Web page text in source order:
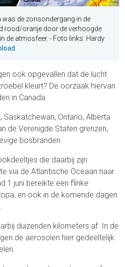
was de zonsondergang in de
rood/oranje door de verhoogde
de atmosfeer. - Foto links: Hardy
ook opgevallen dat de lucht
kleurt? De oorzaak hiervan
in Canada.
, Saskatchewan, Ontario, Alberta
de Verenigde Staten grenzen,
bosbranden.
die daarbij zijn
via de Atlantische Oceaan naar
1 juni bereikte een flinke
en ook in de komende dagen
duizenden kilometers af. In de
de aerosolen hier gedeeltelijk